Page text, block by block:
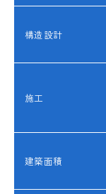
構造設計
施工
建築面積